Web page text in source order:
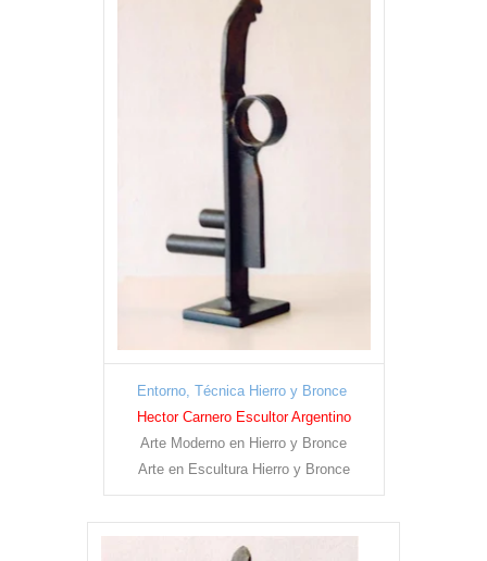
Entorno, Técnica Hierro y Bronce
Hector Carnero Escultor Argentino
Arte Moderno en Hierro y Bronce
Arte en Escultura Hierro y Bronce